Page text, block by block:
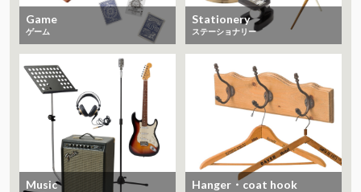
Game
ゲーム
Stationery
ステーショナリー
Music Hanger・coat hook